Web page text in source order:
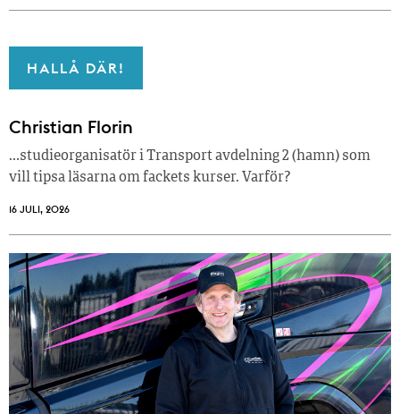
HALLÅ DÄR!
Christian Florin
…studieorganisatör i Transport avdelning 2 (hamn) som
vill tipsa läsarna om fackets kurser. Varför?
16 JULI, 2026